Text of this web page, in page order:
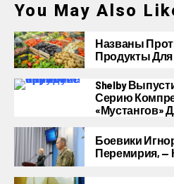
You May Also
Названы
Продукты
Shelby
Серию
«Мустангов»
Боевики
Перемирия,